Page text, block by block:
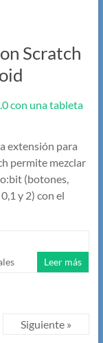
Scratch
extensión para
permite mezclar
(botones,
y 2) con el
Leer más
Siguiente »